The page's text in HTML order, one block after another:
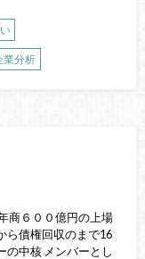
業分析
６００億円の上場
ら債権回収のまで16
の中核 メンバーとし